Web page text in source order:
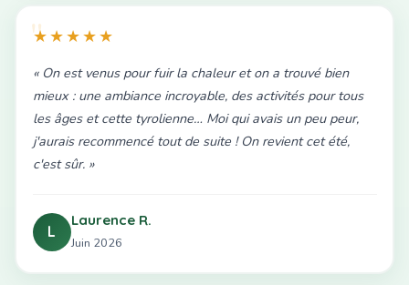
★★★★★
« On est venus pour fuir la chaleur et on a trouvé bien
mieux : une ambiance incroyable, des activités pour tous
les âges et cette tyrolienne… Moi qui avais un peu peur,
j'aurais recommencé tout de suite ! On revient cet été,
c'est sûr. »
L
Laurence R.
Juin 2026